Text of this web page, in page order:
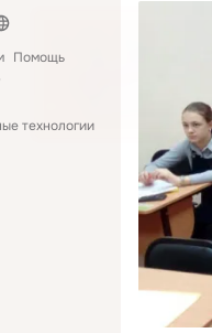
Помощь
технологии